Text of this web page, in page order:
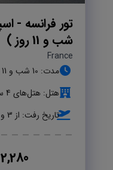
2,280 یورو
شب و 11 روز )
France
مدت: 10 شب و 11 روز
هتل: هتل‌های 4 ستاره
تاریخ رفت: از 3 و 10 و 17 و 24 و 31 شهریور